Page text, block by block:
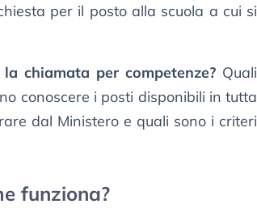
per il posto alla scuola a cui si
chiamata per competenze? Quali
conoscere i posti disponibili in tutta
dal Ministero e quali sono i criteri
funziona?